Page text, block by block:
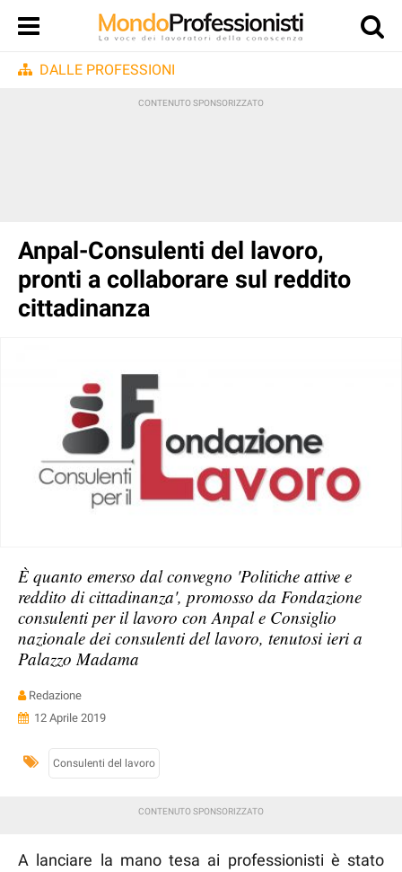
DALLE PROFESSIONI
Anpal-Consulenti del lavoro,
pronti a collaborare sul reddito
cittadinanza
È quanto emerso dal convegno 'Politiche attive e
reddito di cittadinanza', promosso da Fondazione
consulenti per il lavoro con Anpal e Consiglio
nazionale dei consulenti del lavoro, tenutosi ieri a
Palazzo Madama
Redazione
12 Aprile 2019
Consulenti del lavoro
A lanciare la mano tesa ai professionisti è stato